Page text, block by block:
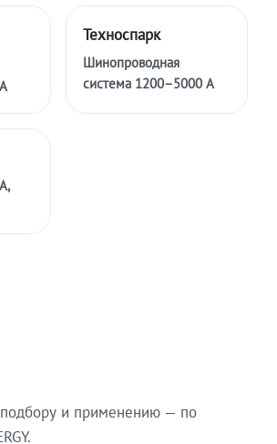
Техноспарк
Шинопроводная
система 1200–5000 А
и применению — по